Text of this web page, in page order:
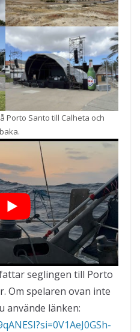
Porto Santo till Calheta och
seglingen till Porto
Om spelaren ovan inte
använde länken: